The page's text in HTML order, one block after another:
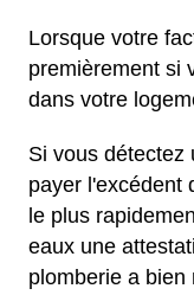
Lorsque votre
premièrement si
dans votre
Si vous détectez
payer l'excédent
le plus
eaux une
plomberie a bien